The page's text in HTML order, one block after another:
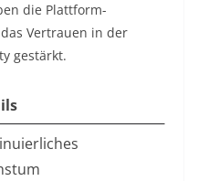
die Plattform-
Vertrauen in der
gestärkt.​